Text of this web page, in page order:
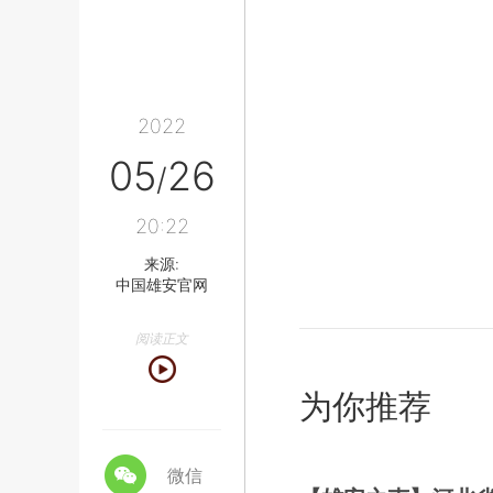
2022
05/26
20:22
来源:
中国雄安官网
阅读正文
微信
为你推荐